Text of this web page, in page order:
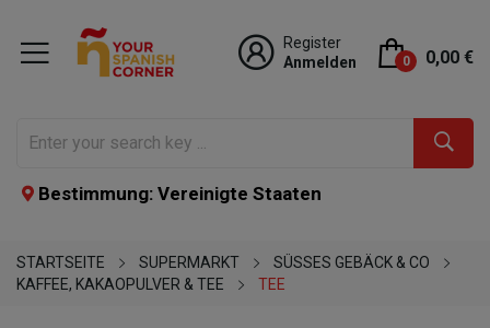
Register
Anmelden
0 0,00 €
Bestimmung: Vereinigte Staaten
STARTSEITE SUPERMARKT
SÜSSES GEBÄCK & CO
KAFFEE, KAKAOPULVER & TEE
TEE